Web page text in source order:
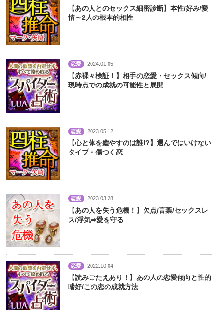
【あの人とのセックス細密診断】本性/好み/愛
情～2人の根本的相性
恋愛 2024.01.05
【赤裸々検証！】相手の恋愛・セックス傾向/
現時点での成就の可能性と展開
恋愛 2023.05.12
【心と体を癒やすのは誰!?】選んではいけない
タイプ・傷つく恋
恋愛 2023.03.28
【あの人を失う危機！】欠点/言葉/セックスレ
ス/浮気⇒愛を守る
恋愛 2022.10.04
【読みごたえあり！】あの人の恋愛傾向と性的
嗜好/この恋の成就方法